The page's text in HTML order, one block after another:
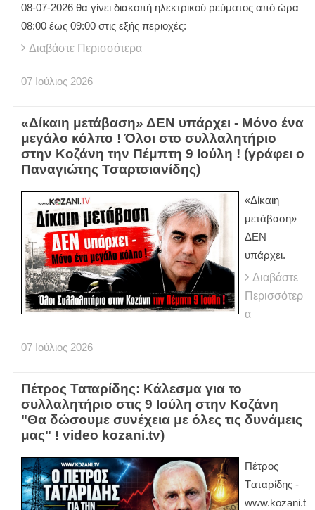
08-07-2026 θα γίνει διακοπή ηλεκτρικού ρεύματος από ώρα
08:00 έως 09:00 στις εξής περιοχές:
Διαβάστε Περισσότερα
07 Ιούλιος 2026
«Δίκαιη μετάβαση» ΔΕΝ υπάρχει - Μόνο ένα
μεγάλο κόλπο ! Όλοι στο συλλαλητήριο
στην Κοζάνη την Πέμπτη 9 Ιούλη ! (γράφει ο
Παναγιώτης Τσαρτσιανίδης)
«Δίκαιη
μετάβαση»
ΔΕΝ
υπάρχει.
Διαβάστε
Περισσότερ
α
07 Ιούλιος 2026
Πέτρος Ταταρίδης: Κάλεσμα για το
συλλαλητήριο στις 9 Ιούλη στην Κοζάνη
"Θα δώσουμε συνέχεια με όλες τις δυνάμεις
μας" ! video kozani.tv)
Πέτρος
Tαταρίδης -
www.kozani.t